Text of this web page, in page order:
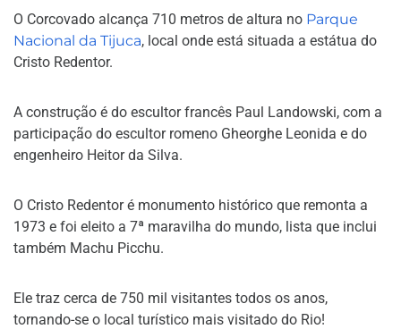
O Corcovado alcança 710 metros de altura no Parque
Nacional da Tijuca, local onde está situada a estátua do
Cristo Redentor.
A construção é do escultor francês Paul Landowski, com a
participação do escultor romeno Gheorghe Leonida e do
engenheiro Heitor da Silva.
O Cristo Redentor é monumento histórico que remonta a
1973 e foi eleito a 7ª maravilha do mundo, lista que inclui
também Machu Picchu.
Ele traz cerca de 750 mil visitantes todos os anos,
tornando-se o local turístico mais visitado do Rio!